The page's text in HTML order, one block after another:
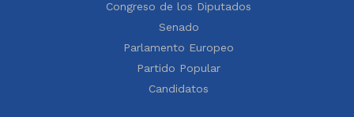
Congreso de los Diputados
Senado
Parlamento Europeo
Partido Popular
Candidatos